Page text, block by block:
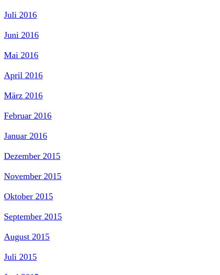
Juli 2016
Juni 2016
Mai 2016
April 2016
März 2016
Februar 2016
Januar 2016
Dezember 2015
November 2015
Oktober 2015
September 2015
August 2015
Juli 2015